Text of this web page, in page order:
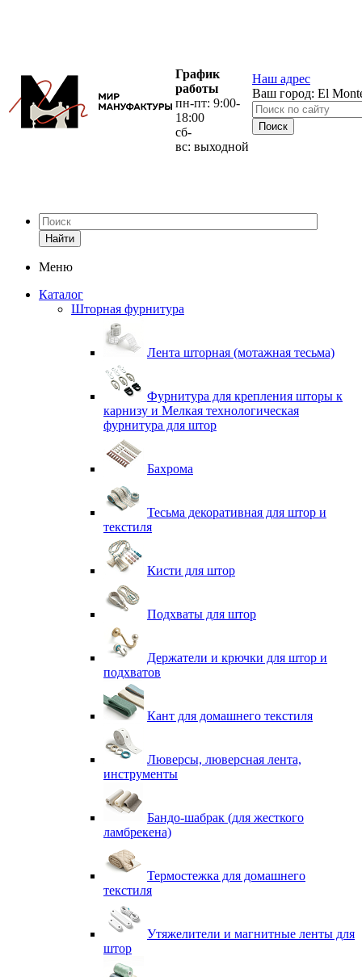
График
работы
пн-пт: 9:00-
18:00
сб-
вс: выходной
Наш адрес
Ваш город: El
Найти
Меню
Каталог
Шторная фурнитура
Лента шторная (мотажная тесьма)
Фурнитура для крепления шторы к
карнизу и Мелкая технологическая
фурнитура для штор
Бахрома
Тесьма декоративная для штор и
текстиля
Кисти для штор
Подхваты для штор
Держатели и крючки для штор и
подхватов
Кант для домашнего текстиля
Люверсы, люверсная лента,
инструменты
Бандо-шабрак (для жесткого
ламбрекена)
Термостежка для домашнего
текстиля
Утяжелители и магнитные ленты для
штор